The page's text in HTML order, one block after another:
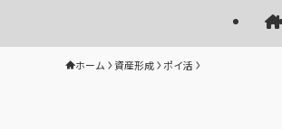
ホーム 資産形成 ポイ活